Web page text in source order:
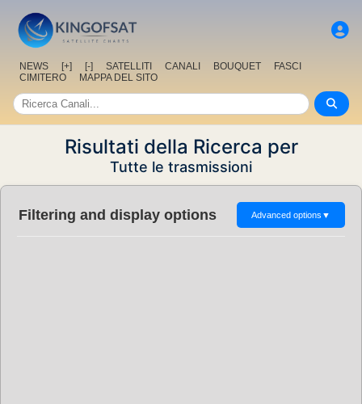
NEWS [+] [-] SATELLITI CANALI BOUQUET
FASCI
CIMITERO
MAPPA DEL SITO
Risultati della Ricerca per
Tutte le trasmissioni
Filtering and display options Advanced options ▼